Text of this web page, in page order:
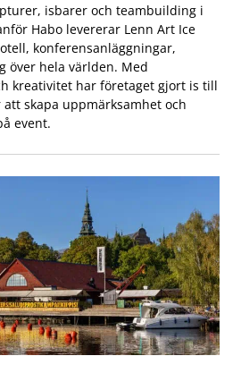
isbarer och teambuilding i
Habo levererar Lenn Art Ice
konferensanläggningar,
över hela världen. Med
kreativitet har företaget gjort is till
skapa uppmärksamhet och
event.